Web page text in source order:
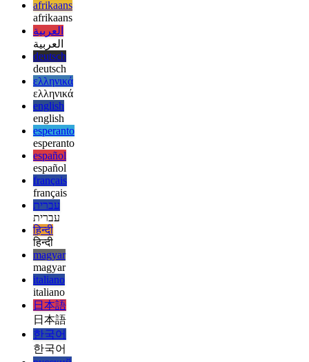
Ĉi tiu artikolo nur celas doni enkondukon en la pakaĵon. Por pliaj
informoj, rigardu la ligojn en la aldono por plene esplori la API kaj
ĉiujn funkciojn "zx" subtenas.
afrikaans
afrikaans
العربية
العربية
deutsch
deutsch
ελληνικά
ελληνικά
english
english
esperanto
esperanto
español
español
français
français
עברית
עברית
हिन्दी
हिन्दी
magyar
magyar
italiano
italiano
日本語